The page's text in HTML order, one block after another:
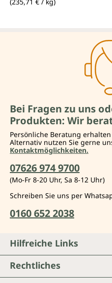
Bei Fragen zu uns
Produkten: Wir
Persönliche Beratung
Alternativ nutzen Sie gerne
Kontaktmöglichkeiten.
07626 974 9700
(Mo-Fr 8-20 Uhr, Sa 8-12 Uhr)
Schreiben Sie uns per
0160 652 2038
Hilfreiche Links
Rechtliches